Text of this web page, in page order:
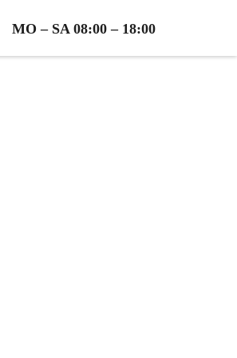
MO – SA 08:00 – 18:00